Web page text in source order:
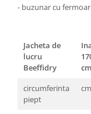
Jachete / Bluze
Pantaloni de lucru
Tricouri polo
Veste de lucru
- buzunar cu
Jacheta de
lucru
Beeffidry
cm
circumferinta
piept
cm